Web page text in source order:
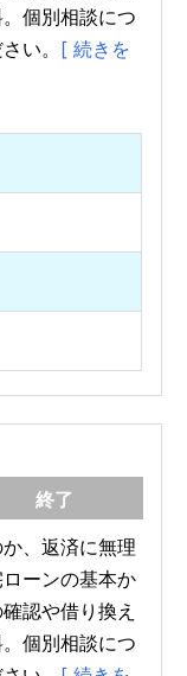
個別相談につ
い。 [ 続きを
終了
、返済に無理
ーンの基本か
認や借り換え
個別相談につ